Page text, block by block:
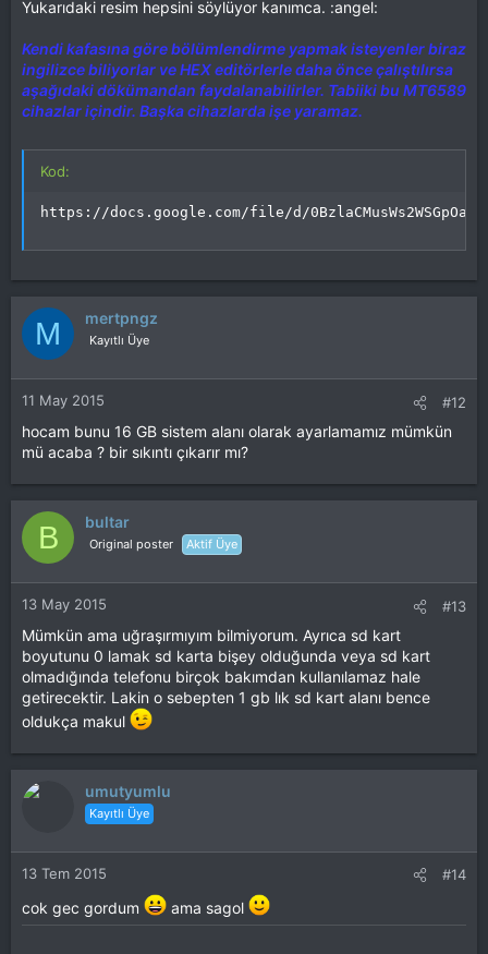
Yukarıdaki resim hepsini söylüyor kanımca. :angel:
Kendi kafasına göre bölümlendirme yapmak isteyenler biraz
ingilizce biliyorlar ve HEX editörlerle daha önce çalıştılırsa
aşağıdaki dökümandan faydalanabilirler. Tabiiki bu MT6589
cihazlar içindir. Başka cihazlarda işe yaramaz.
Kod:
https://docs.google.com/file/d/
M mertpngz
Kayıtlı Üye
11 May 2015 #12
hocam bunu 16 GB sistem alanı olarak ayarlamamız mümkün
mü acaba ? bir sıkıntı çıkarır mı?
B bultar
Original poster Aktif Üye
13 May 2015 #13
Mümkün ama uğraşırmıyım bilmiyorum. Ayrıca sd kart
boyutunu 0 lamak sd karta bişey olduğunda veya sd kart
olmadığında telefonu birçok bakımdan kullanılamaz hale
getirecektir. Lakin o sebepten 1 gb lık sd kart alanı bence
oldukça makul
umutyumlu
Kayıtlı Üye
13 Tem 2015 #14
cok gec gordum ama sagol